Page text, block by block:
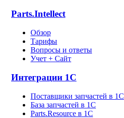
Parts.Intellect
Обзор
Тарифы
Вопросы и ответы
Учет + Сайт
Интеграции 1С
Поставщики запчастей в 1C
База запчастей в 1С
Parts.Resource в 1C